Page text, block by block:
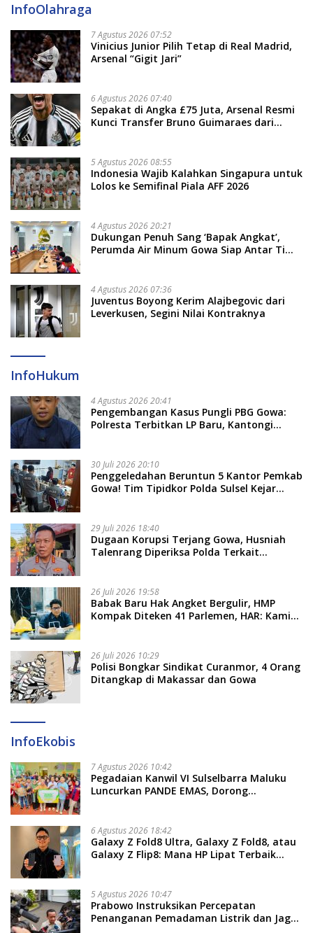
InfoOlahraga
7 Agustus 2026 07:52
Vinicius Junior Pilih Tetap di Real Madrid,
Arsenal “Gigit Jari”
6 Agustus 2026 07:40
Sepakat di Angka £75 Juta, Arsenal Resmi
Kunci Transfer Bruno Guimaraes dari
5 Agustus 2026 08:55
Indonesia Wajib Kalahkan Singapura untuk
Lolos ke Semifinal Piala AFF 2026
4 Agustus 2026 20:21
Dukungan Penuh Sang ‘Bapak Angkat’,
Perumda Air Minum Gowa Siap Antar Tim
4 Agustus 2026 07:36
Juventus Boyong Kerim Alajbegovic dari
Leverkusen, Segini Nilai Kontraknya
InfoHukum
4 Agustus 2026 20:41
Pengembangan Kasus Pungli PBG Gowa:
Polresta Terbitkan LP Baru, Kantongi
30 Juli 2026 20:10
Penggeledahan Beruntun 5 Kantor Pemkab
Gowa! Tim Tipidkor Polda Sulsel Kejar
29 Juli 2026 18:40
Dugaan Korupsi Terjang Gowa, Husniah
Talenrang Diperiksa Polda Terkait
26 Juli 2026 19:58
​Babak Baru Hak Angket Bergulir, HMP
Kompak Diteken 41 Parlemen, HAR: Kami
26 Juli 2026 10:29
Polisi Bongkar Sindikat Curanmor, 4 Orang
Ditangkap di Makassar dan Gowa
InfoEkobis
7 Agustus 2026 10:42
Pegadaian Kanwil VI Sulselbarra Maluku
Luncurkan PANDE EMAS, Dorong
6 Agustus 2026 18:42
Galaxy Z Fold8 Ultra, Galaxy Z Fold8, atau
Galaxy Z Flip8: Mana HP Lipat Terbaik
5 Agustus 2026 10:47
Prabowo Instruksikan Percepatan
Penanganan Pemadaman Listrik dan Jaga